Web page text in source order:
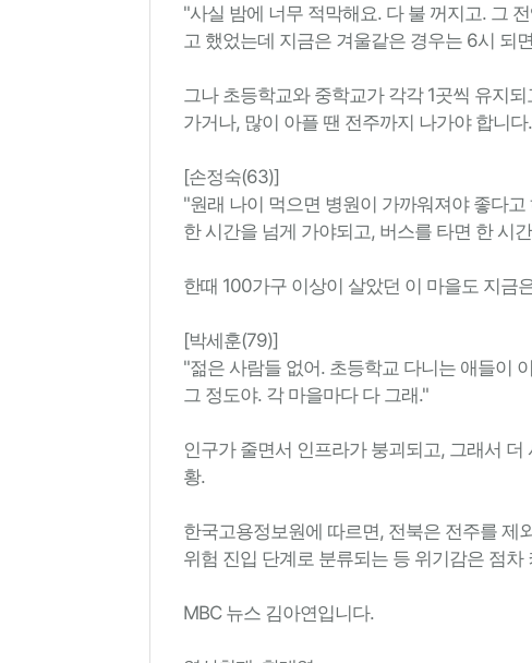
"사실 밤에 너무 적막해요. 다 불 꺼지고. 그
고 했었는데 지금은 겨울같은 경우는 6시 되
그나 초등학교와 중학교가 각각 1곳씩 유지
가거나, 많이 아플 땐 전주까지 나가야 합니다.
[손정숙(63)]
"원래 나이 먹으면 병원이 가까워져야 좋다
한 시간을 넘게 가야되고, 버스를 타면 한 시
한때 100가구 이상이 살았던 이 마을도 지금
[박세훈(79)]
"젊은 사람들 없어. 초등학교 다니는 애들이
그 정도야. 각 마을마다 다 그래."
인구가 줄면서 인프라가 붕괴되고, 그래서
황.
한국고용정보원에 따르면, 전북은 전주를 제
위험 진입 단계로 분류되는 등 위기감은 점차
MBC 뉴스 김아연입니다.